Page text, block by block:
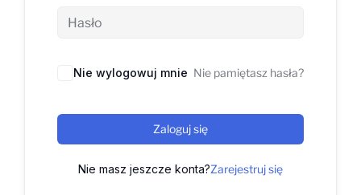
Nie wylogowuj mnie Nie pamiętasz hasła?
Zaloguj się
Nie masz jeszcze konta?Zarejestruj się